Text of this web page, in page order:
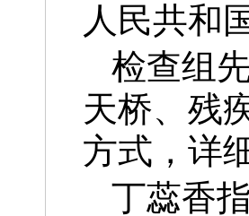
人民共和
检查组
天桥、残
方式，详
丁蕊香